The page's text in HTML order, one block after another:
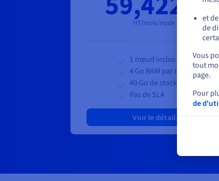
HT/mois/node
1 nœud inclus
4 Go RAM par nœud
40 Go de stockage
Pas de SLA
Voir le détail
et
de
Vous
tout
page.
Pour
de